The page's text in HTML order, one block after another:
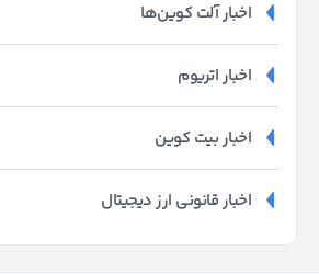
اخبار آلت کوین‌ها
اخبار اتریوم
اخبار بیت کوین
اخبار قانونی ارز دیجیتال